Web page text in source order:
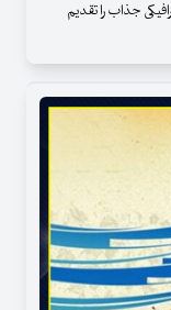
جذاب را تقدیم